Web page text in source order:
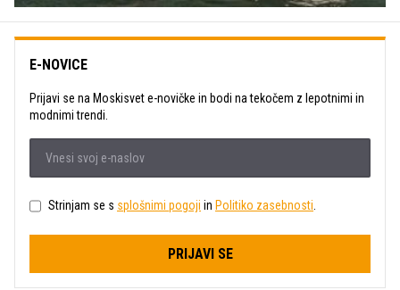
E-NOVICE
Prijavi se na Moskisvet e-novičke in bodi na tekočem z lepotnimi in
modnimi trendi.
Strinjam se s splošnimi pogoji in Politiko zasebnosti.
PRIJAVI SE